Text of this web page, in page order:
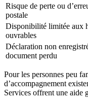
Risque de perte ou
postale
Disponibilité limitée aux
ouvrables
Déclaration non
document perdu
Pour les personnes peu
d’accompagnement
Services offrent une aide